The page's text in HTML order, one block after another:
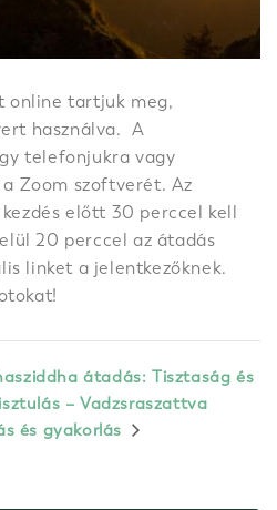
online tartjuk meg,
használva. A
telefonjukra vagy
Zoom szoftverét. Az
előtt 30 perccel kell
20 perccel az átadás
linket a jelentkezőknek.
átadás: Tisztaság és
– Vadzsraszattva
és gyakorlás